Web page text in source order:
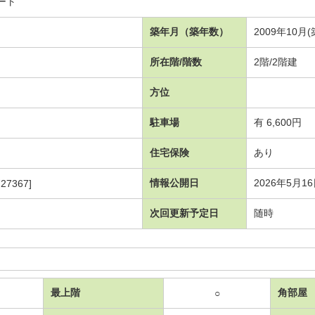
築年月（築年数） 2009年10月(
所在階/階数 2階/2階建
方位
駐車場 有 6,600円
住宅保険 あり
情報公開日 2026年5月16
次回更新予定日 随時
最上階 ○ 角部屋